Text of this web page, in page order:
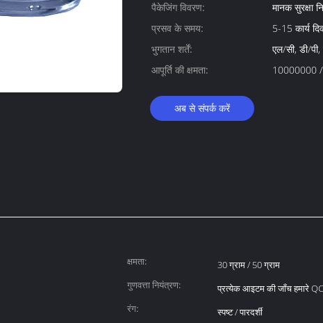
पैकेजिंग विवरण:
मानक सुरक्षा
प्रसव के समय:
5-15 कार्य
भुगतान शर्तें:
एल/सी, डी/
आपूर्ति की क्षमता:
10000000 /
अब से संपर्क करें
क्षमता:
30 ग्राम / 50 ग्राम
गुणवत्ता नियंत्रण:
प्रत्येक आइटम की जाँच हमारे QC
रंग:
स्पष्ट / पारदर्शी